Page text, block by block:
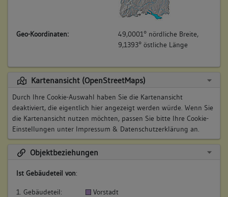
Geo-Koordinaten:
49,0001° nördliche Breite,
9,1393° östliche Länge
Kartenansicht (OpenStreetMaps)
Durch Ihre Cookie-Auswahl haben Sie die Kartenansicht
deaktiviert, die eigentlich hier angezeigt werden würde. Wenn Sie
die Kartenansicht nutzen möchten, passen Sie bitte Ihre Cookie-
Einstellungen unter Impressum & Datenschutzerklärung an.
Objektbeziehungen
Ist Gebäudeteil von:
1. Gebäudeteil: Vorstadt